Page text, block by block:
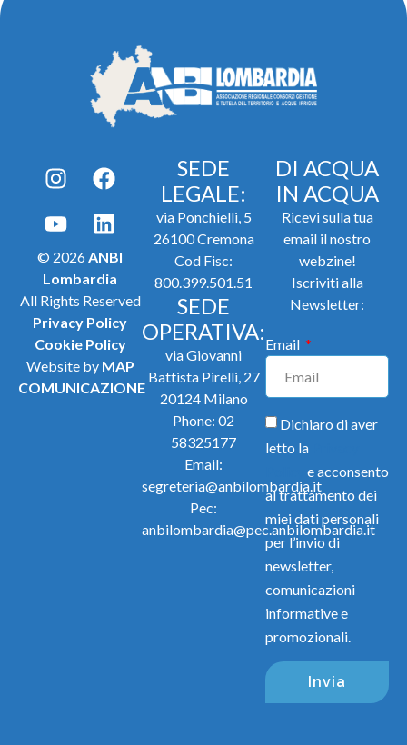
© 2026ANBI
Lombardia
All Rights Reserved
Privacy Policy
Cookie Policy
Website by MAP
COMUNICAZIONE
SEDE
LEGALE:
via Ponchielli, 5
26100 Cremona
Cod Fisc:
800.399.501.51
SEDE
OPERATIVA:
via Giovanni
Battista Pirelli, 27
20124 Milano
Phone: 02
58325177
Email:
segreteria@anbilombardia.it
Pec:
anbilombardia@pec.anbilombardia.it
DI ACQUA
IN ACQUA
Ricevi sulla tua
email il nostro
webzine!
Iscriviti alla
Newsletter:
Email
Dichiaro di aver
letto la
e acconsento
al trattamento dei
miei dati personali
per l’invio di
newsletter,
comunicazioni
informative e
promozionali.
Invia